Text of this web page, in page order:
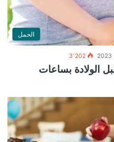
الحمل
3٬202
الولادة بساعات